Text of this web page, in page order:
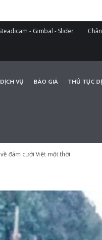
- Gimbal - Slider
DỊCH VỤ BÁO GIÁ THỦ TỤC
đám cưới Việt một thời